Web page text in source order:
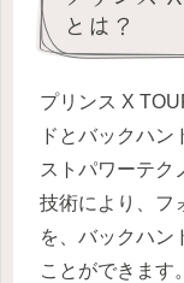
とは？
プリンス X
ドとバックハン
ストパワーテク
技術により、フ
を、バックハン
ことができます